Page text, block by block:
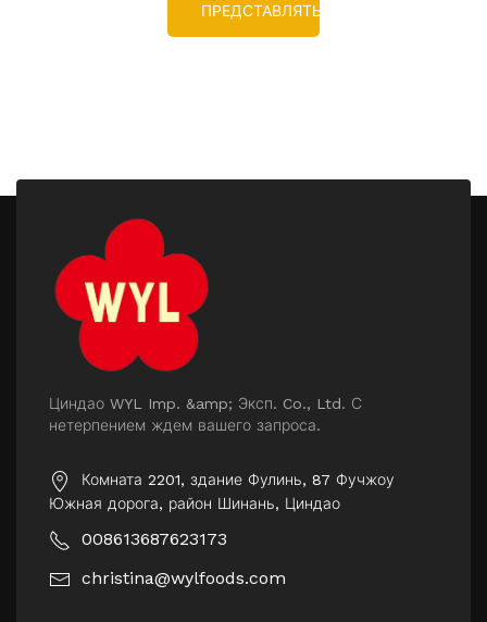
ПРЕДСТАВЛЯТЬ НА РАССМОТРЕНИЕ
Циндао WYL Imp. &amp; Эксп. Co., Ltd. С
нетерпением ждем вашего запроса.
Комната 2201, здание Фулинь, 87 Фучжоу
Южная дорога, район Шинань, Циндао
008613687623173
christina@wylfoods.com